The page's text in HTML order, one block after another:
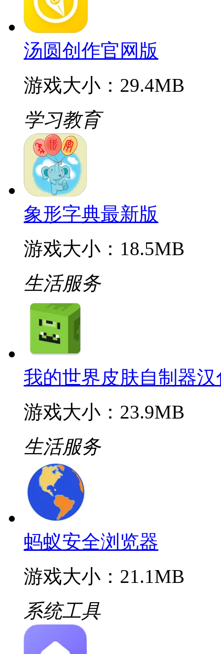
汤圆创作官网版
游戏大小：29.4MB
学习教育
象形字典最新版
游戏大小：18.5MB
生活服务
我的世界皮肤自制器汉
游戏大小：23.9MB
生活服务
蚂蚁安全浏览器
游戏大小：21.1MB
系统工具